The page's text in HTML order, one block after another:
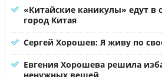
«Китайские каникулы» едут в
город Китая
Сергей Хорошев: Я живу по
Евгения Хорошева решила